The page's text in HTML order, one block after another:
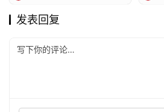
发表回复